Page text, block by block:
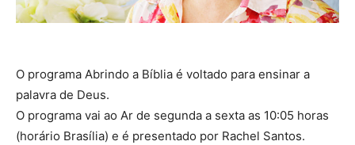
O programa Abrindo a Bíblia é voltado para ensinar a
palavra de Deus.
O programa vai ao Ar de segunda a sexta as 10:05 horas
(horário Brasília) e é presentado por Rachel Santos.